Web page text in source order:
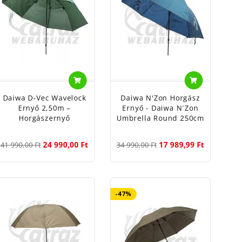
J.
tartozék,
Az általunk
Daiwa D-Vec Wavelock
Ernyő 2,50m –
Horgászernyő
41 990,00 Ft 24 990,00 Ft
Daiwa N'Zon Horgász
Ernyő - Daiwa N´Zon
Umbrella Round 250cm
34 990,00 Ft 17 989,99 Ft
-47%